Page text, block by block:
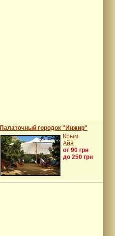
Палаточный городок "Инжир"
Крым
Айя
от 90 грн
до 250 грн